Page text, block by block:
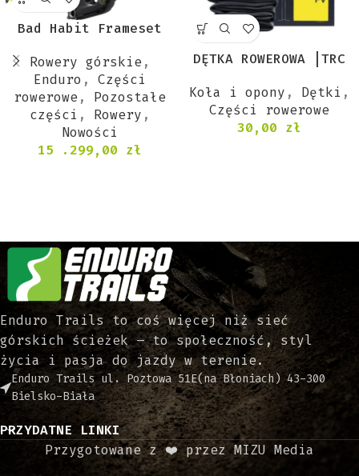
Bad Habit Frameset
Rowery górskie,
Enduro , Części
rowerowe, Pozostałe
części , Rowery ,
Nowości
15 .299,00 zł
DĘTKA ROWEROWA |TRC
Koła i opony , Dętki ,
Części rowerowe
30,00 zł
Enduro Trails to coś więcej niż sieć
górskich ścieżek – to społeczność, styl
życia i pasja do jazdy w terenie.
Enduro Trails ul. Poztowa 51E(na Błoniach) 43-300
Bielsko-Biała
PRZYDATNE LINKI
Przygotowane z ❤️ przez MIZU Media